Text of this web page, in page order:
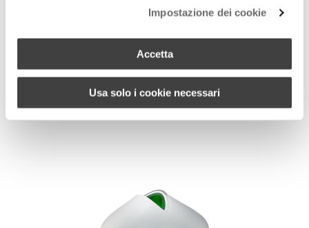
Impostazione dei cookie
Accetta
Usa solo i cookie necessari